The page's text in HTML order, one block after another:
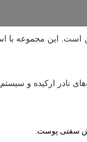
است. این مجموعه با
نادر ارکیده و
سفتی پوست.